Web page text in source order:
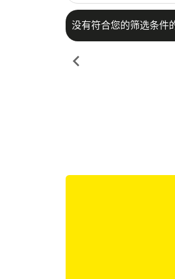
没有符合您的筛选条件
chevron_left